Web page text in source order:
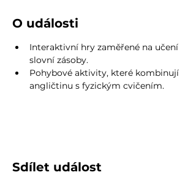
O události
Interaktivní hry zaměřené na učení
slovní zásoby.
Pohybové aktivity, které kombinují
angličtinu s fyzickým cvičením.
Sdílet událost